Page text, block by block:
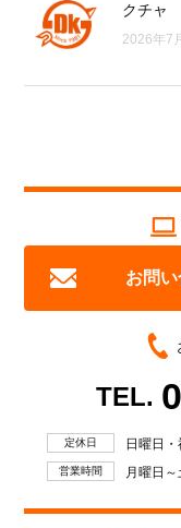
クチャ
2026年7
お問
TEL.
定休日 日曜日
営業時間 月曜日